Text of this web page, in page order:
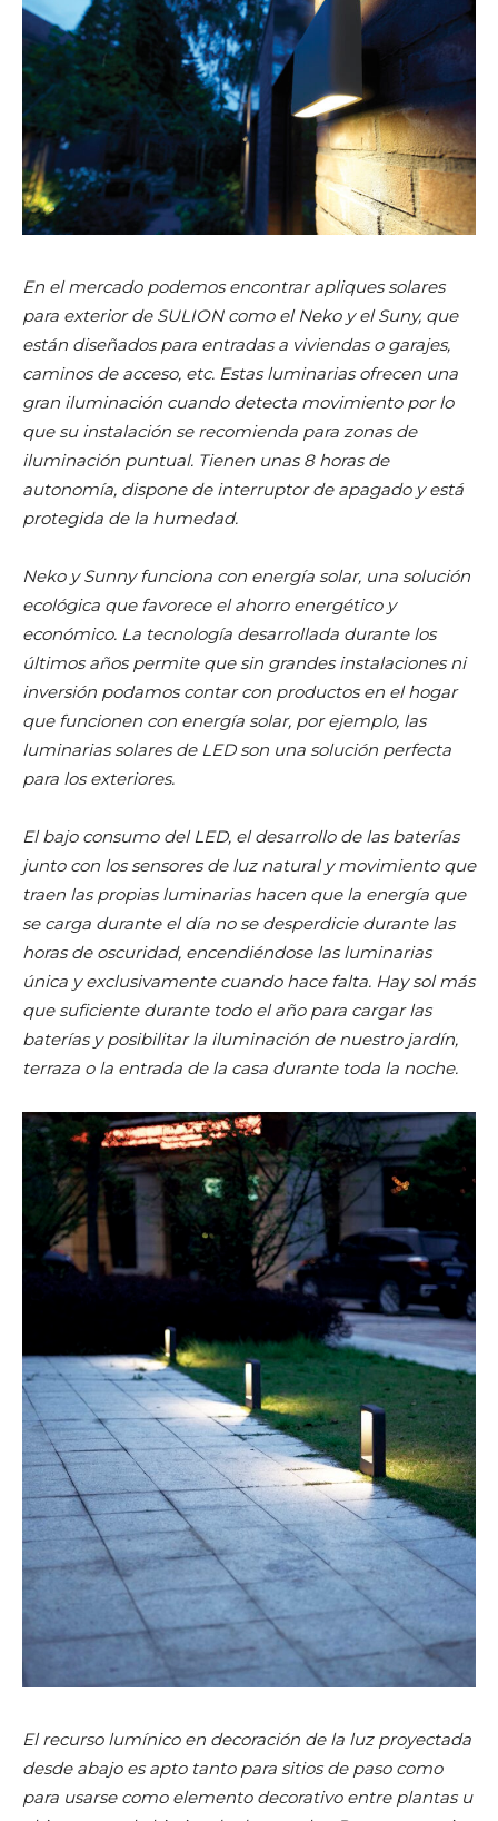
En el mercado podemos encontrar apliques solares
para exterior de SULION como el Neko y el Suny, que
están diseñados para entradas a viviendas o garajes,
caminos de acceso, etc. Estas luminarias ofrecen una
gran iluminación cuando detecta movimiento por lo
que su instalación se recomienda para zonas de
iluminación puntual. Tienen unas 8 horas de
autonomía, dispone de interruptor de apagado y está
protegida de la humedad.
Neko y Sunny funciona con energía solar, una solución
ecológica que favorece el ahorro energético y
económico. La tecnología desarrollada durante los
últimos años permite que sin grandes instalaciones ni
inversión podamos contar con productos en el hogar
que funcionen con energía solar, por ejemplo, las
luminarias solares de LED son una solución perfecta
para los exteriores.
El bajo consumo del LED, el desarrollo de las baterías
junto con los sensores de luz natural y movimiento que
traen las propias luminarias hacen que la energía que
se carga durante el día no se desperdicie durante las
horas de oscuridad, encendiéndose las luminarias
única y exclusivamente cuando hace falta. Hay sol más
que suficiente durante todo el año para cargar las
baterías y posibilitar la iluminación de nuestro jardín,
terraza o la entrada de la casa durante toda la noche.
El recurso lumínico en decoración de la luz proyectada
desde abajo es apto tanto para sitios de paso como
para usarse como elemento decorativo entre plantas u